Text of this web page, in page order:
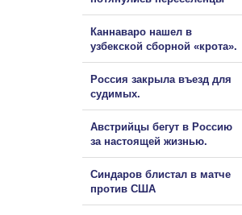
Каннаваро нашел в
узбекской сборной «крота».
Россия закрыла въезд для
судимых.
Австрийцы бегут в Россию
за настоящей жизнью.
Синдаров блистал в матче
против США